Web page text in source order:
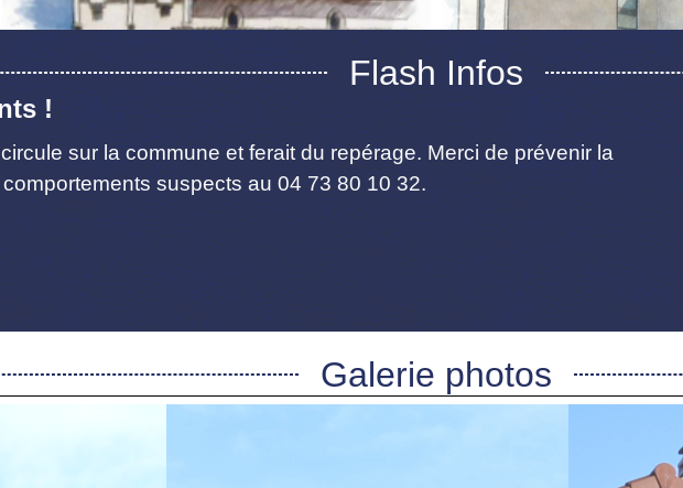
Flash Infos
!
sur la commune et ferait du repérage. Merci de prévenir la
suspects au 04 73 80 10 32.
Galerie photos